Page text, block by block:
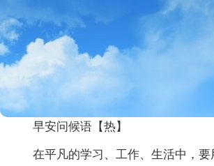
早安问候语【热】
在平凡的学习、工作、生活中，